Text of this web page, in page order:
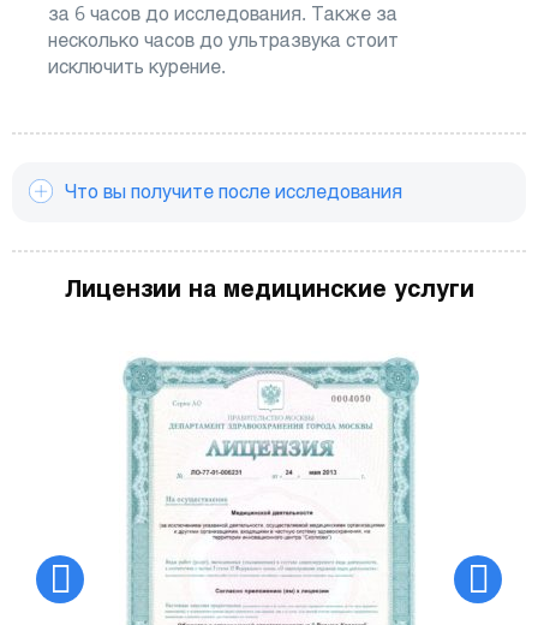
за 6 часов до исследования. Также за
несколько часов до ультразвука стоит
исключить курение.
Что вы получите после исследования
Лицензии на медицинские услуги